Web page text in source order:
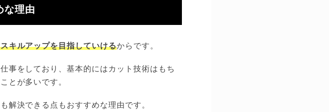
な理由
キルアップを目指していけるからです。
事をしており、基本的にはカット技術はもち
とが多いです。
解決できる点もおすすめな理由です。